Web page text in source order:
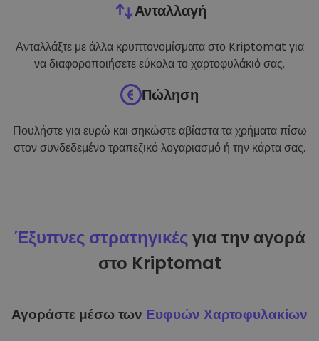
Ανταλλαγή
Ανταλλάξτε με άλλα κρυπτονομίσματα στο Kriptomat για
να διαφοροποιήσετε εύκολα το χαρτοφυλάκιό σας.
Πώληση
Πουλήστε για ευρώ και σηκώστε αβίαστα τα χρήματα πίσω
στον συνδεδεμένο τραπεζικό λογαριασμό ή την κάρτα σας.
Έξυπνες στρατηγικέςγια την αγορά
στο Kriptomat
Αγοράστε μέσω των Ευφυών Χαρτοφυλακίων